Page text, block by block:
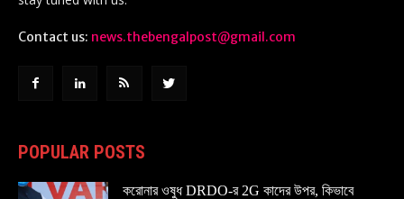
Contact us: news.thebengalpost@gmail.com
POPULAR POSTS
করোনার ওষুধ DRDO-র 2G কাদের উপর, কিভাবে